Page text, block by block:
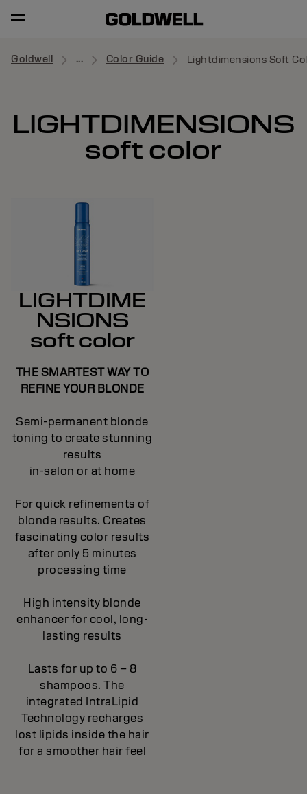
Goldwell ... Color Guide Lightdimensions Soft
LIGHTDIMENSIONS
soft color
LIGHTDIME
NSIONS
soft color
THE SMARTEST WAY TO
REFINE YOUR BLONDE
Semi-permanent blonde
toning to create stunning
results
in-salon or at home
For quick refinements of
blonde results. Creates
fascinating color results
after only 5 minutes
processing time
High intensity blonde
enhancer for cool, long-
lasting results
Lasts for up to 6 – 8
shampoos. The
integrated IntraLipid
Technology recharges
lost lipids inside the hair
for a smoother hair feel